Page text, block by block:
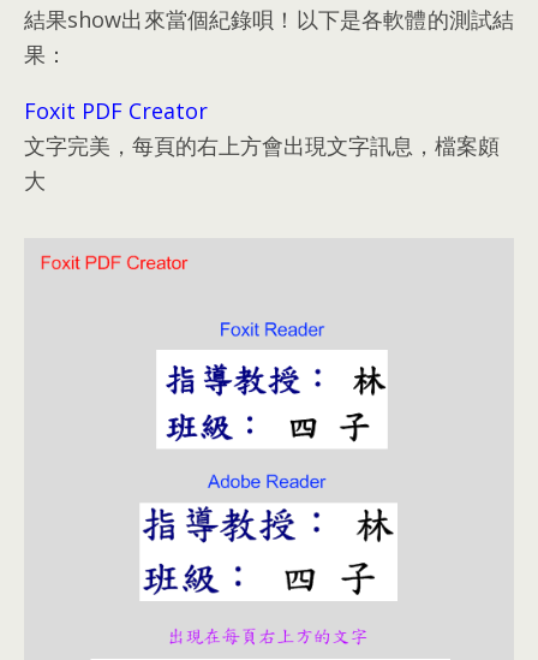
結果show出來當個紀錄唄！以下是各軟體的測試結
果 ：
Foxit PDF Creator
文字完美 ， 每頁的右上方會出現文字訊息 ， 檔案頗
大